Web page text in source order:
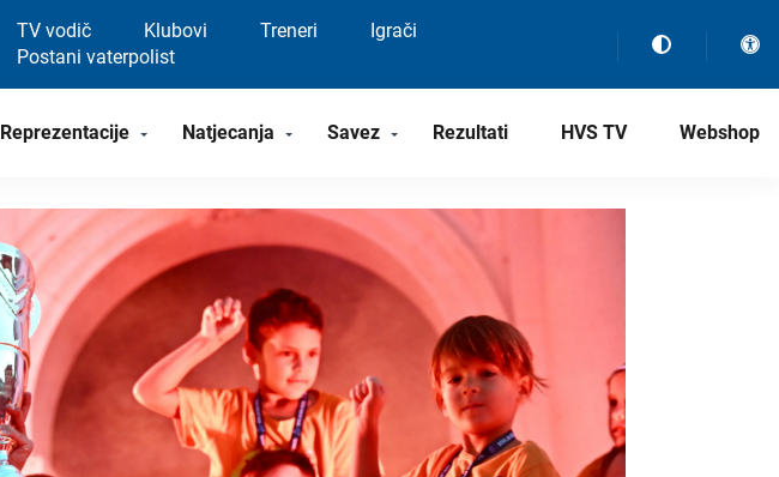
TV vodič Klubovi Treneri
Igrači
Postani vaterpolist
Reprezentacije Natjecanja Savez Rezultati HVS TV Webshop